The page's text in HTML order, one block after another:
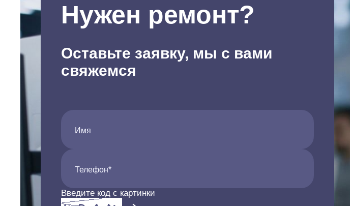
Нужен ремонт?
Оставьте заявку, мы с вами
свяжемся
Имя
Телефон*
Введите код с картинки